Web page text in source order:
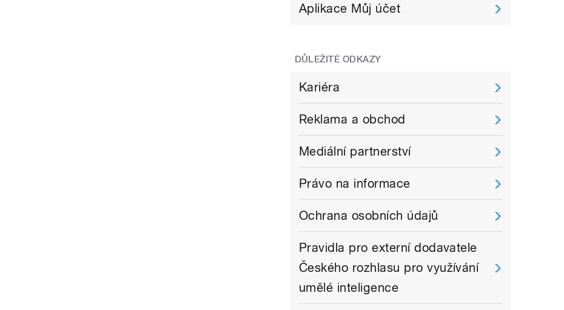
Aplikace Můj účet
DŮLEŽITÉ ODKAZY
Kariéra
Reklama a obchod
Mediální partnerství
Právo na informace
Ochrana osobních údajů
Pravidla pro externí dodavatele
Českého rozhlasu pro využívání
umělé inteligence